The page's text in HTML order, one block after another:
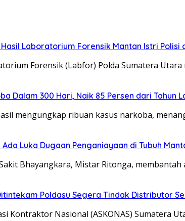
Laboratorium Forensik Mantan Istri Polisi
Forensik (Labfor) Polda Sumatera
Dalam 300 Hari, Naik 85 Persen dari Tahun
mengungkap ribuan kasus narkoba,
Luka Dugaan Penganiayaan di Tubuh
Bhayangkara, Mistar Ritonga,
Poldasu Segera Tindak Distributor
Kontraktor Nasional (ASKONAS) Sumatera